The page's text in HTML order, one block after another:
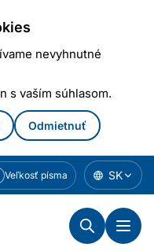
nevyhnutné
s vaším súhlasom.
Odmietnuť
Veľkosť písma SK